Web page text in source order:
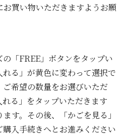
お買い物いただきますようお願
の「FREE」ボタンをタップい
る」が黄色に変わって選択で
ご希望の数量をお選びいただ
る」をタップいただきます
す。その後、「かごを見る」
入手続きへとお進みください